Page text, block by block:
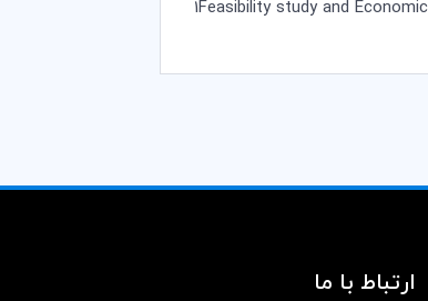
ارتباط با ما